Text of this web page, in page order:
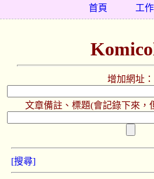
工作
首頁
增加網址：
文章備註、標題(會記錄下來，
[搜尋]